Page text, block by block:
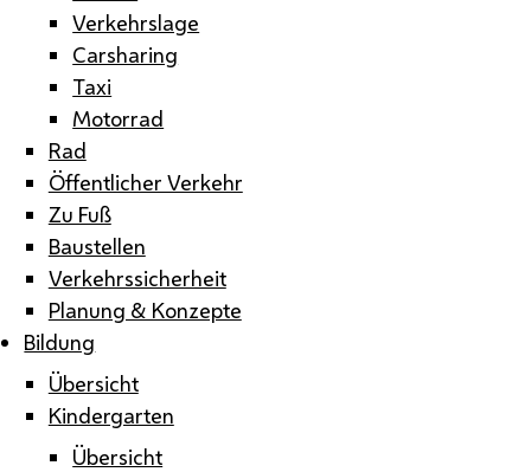
Verkehrslage
Carsharing
Taxi
Motorrad
Rad
Öffentlicher Verkehr
Zu Fuß
Baustellen
Verkehrssicherheit
Planung & Konzepte
Bildung
Übersicht
Kindergarten
Übersicht